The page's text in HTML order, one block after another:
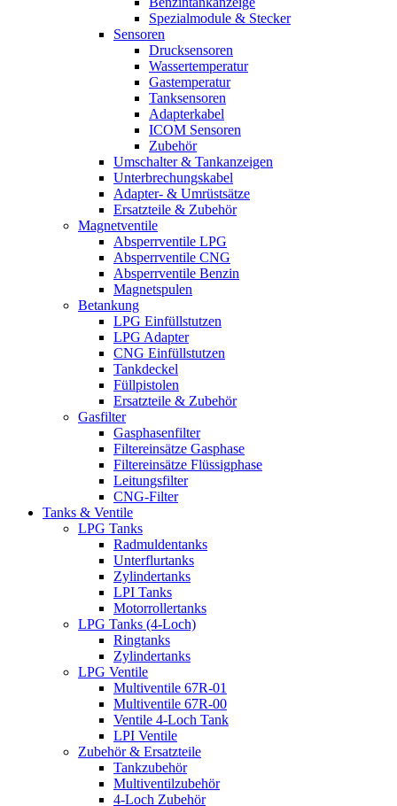
Spezialmodule & Stecker
Sensoren
Drucksensoren
Wassertemperatur
Gastemperatur
Tanksensoren
Adapterkabel
ICOM Sensoren
Zubehör
Umschalter & Tankanzeigen
Unterbrechungskabel
Adapter- & Umrüstsätze
Ersatzteile & Zubehör
Magnetventile
Absperrventile LPG
Absperrventile CNG
Absperrventile Benzin
Magnetspulen
Betankung
LPG Einfüllstutzen
LPG Adapter
CNG Einfüllstutzen
Tankdeckel
Füllpistolen
Ersatzteile & Zubehör
Gasfilter
Gasphasenfilter
Filtereinsätze Gasphase
Filtereinsätze Flüssigphase
Leitungsfilter
CNG-Filter
Tanks & Ventile
LPG Tanks
Radmuldentanks
Unterflurtanks
Zylindertanks
LPI Tanks
Motorrollertanks
LPG Tanks (4-Loch)
Ringtanks
Zylindertanks
LPG Ventile
Multiventile 67R-01
Multiventile 67R-00
Ventile 4-Loch Tank
LPI Ventile
Zubehör & Ersatzteile
Tankzubehör
Multiventilzubehör
4-Loch Zubehör